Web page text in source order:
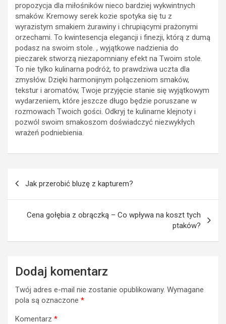
propozycja dla miłośników nieco bardziej wykwintnych
smaków. Kremowy serek kozie spotyka się tu z
wyrazistym smakiem żurawiny i chrupiącymi prażonymi
orzechami. To kwintesencja elegancji i finezji, którą z dumą
podasz na swoim stole. , wyjątkowe nadzienia do
pieczarek stworzą niezapomniany efekt na Twoim stole.
To nie tylko kulinarna podróż, to prawdziwa uczta dla
zmysłów. Dzięki harmonijnym połączeniom smaków,
tekstur i aromatów, Twoje przyjęcie stanie się wyjątkowym
wydarzeniem, które jeszcze długo będzie poruszane w
rozmowach Twoich gości. Odkryj te kulinarne klejnoty i
pozwól swoim smakoszom doświadczyć niezwykłych
wrażeń podniebienia.
wpisu
Jak przerobić bluzę z kapturem?
Cena gołębia z obrączką – Co wpływa na koszt tych
ptaków?
Dodaj komentarz
Twój adres e-mail nie zostanie opublikowany. Wymagane
pola są oznaczone *
Komentarz *